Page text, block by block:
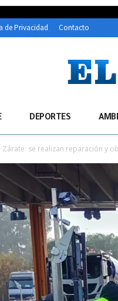
de Privacidad Contacto
DEPORTES
Zárate: se realizan reparación y